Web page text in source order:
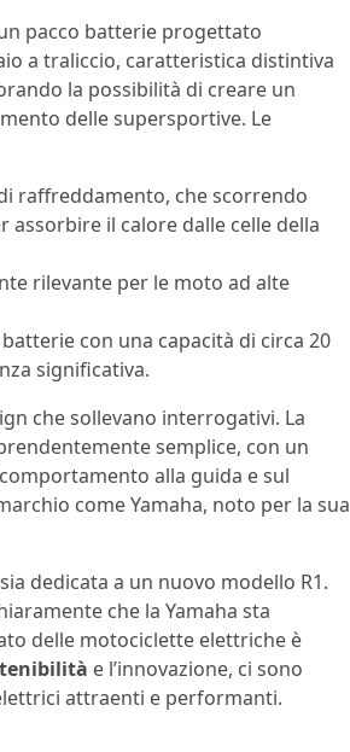
pacco batterie progettato
a traliccio, caratteristica distintiva
la possibilità di creare un
delle supersportive. Le
raffreddamento, che scorrendo
assorbire il calore dalle celle della
rilevante per le moto ad alte
con una capacità di circa 20
significativa.
che sollevano interrogativi. La
semplice, con un
alla guida e sul
come Yamaha, noto per la sua
dedicata a un nuovo modello R1.
che la Yamaha sta
delle motociclette elettriche è
e l’innovazione, ci sono
attraenti e performanti.